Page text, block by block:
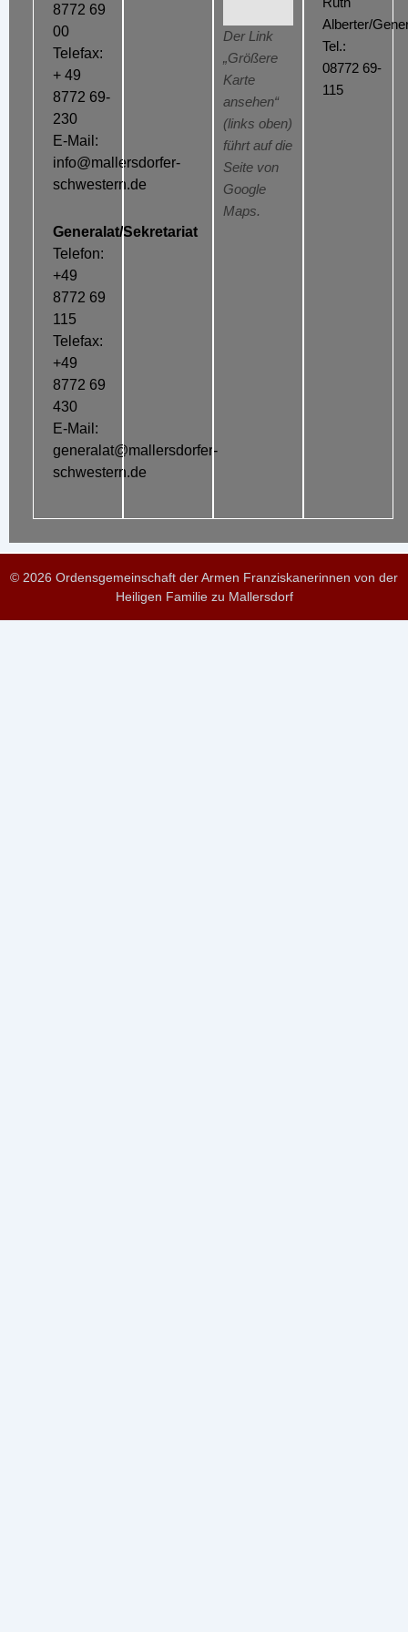
8772 69
00
Telefax:
+ 49
8772 69-
230
E-Mail:
info@mallersdorfer-
schwestern.de
Generalat/Sekretariat
Telefon:
+49
8772 69
115
Telefax:
+49
8772 69
430
E-Mail:
generalat@mallersdorfer-
schwestern.de
Der Link
„Größere
Karte
ansehen“
(links oben)
führt auf die
Seite von
Google
Maps.
Alberter/
Tel.:
08772 69-
115
© 2026 Ordensgemeinschaft der Armen Franziskanerinnen von der
Heiligen Familie zu Mallersdorf